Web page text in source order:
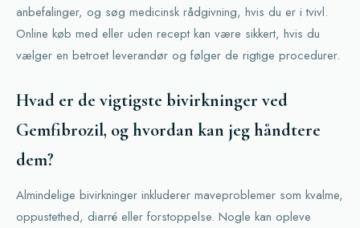
anbefalinger, og søg medicinsk rådgivning, hvis du er i tvivl.
Online køb med eller uden recept kan være sikkert, hvis du
vælger en betroet leverandør og følger de rigtige procedurer.
Hvad er de vigtigste bivirkninger ved
Gemfibrozil, og hvordan kan jeg håndtere
dem?
Almindelige bivirkninger inkluderer maveproblemer som kvalme,
oppustethed, diarré eller forstoppelse. Nogle kan opleve